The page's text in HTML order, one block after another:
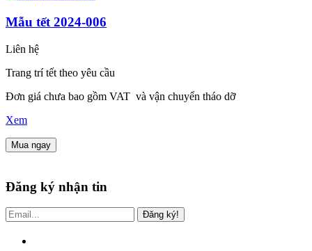
Mẫu tết 2024-006
Liên hệ
Trang trí tết theo yêu cầu
Đơn giá chưa bao gồm VAT và vận chuyển tháo dỡ
Xem
Mua ngay
Đăng ký nhận tin
Đăng ký!